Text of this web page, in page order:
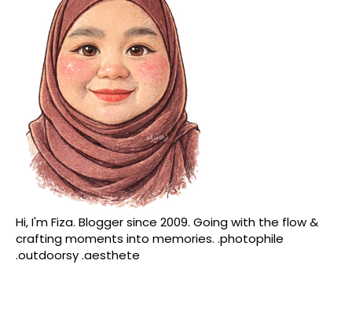
Hi, I'm Fiza. Blogger since 2009. Going with the flow &
crafting moments into memories. .photophile
.outdoorsy .aesthete